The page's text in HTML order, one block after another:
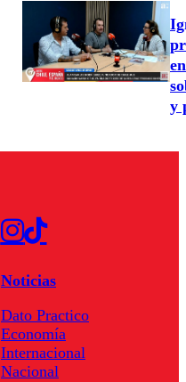
y
Noticias
Dato Practico
Economía
Internacional
Nacional